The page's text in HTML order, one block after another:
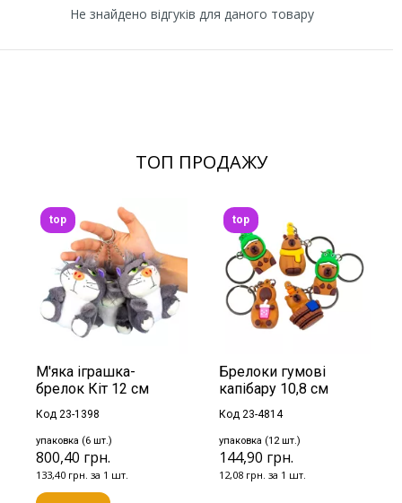
Не знайдено відгуків для даного товару
ТОП ПРОДАЖУ
М'яка іграшка-
брелок Кіт 12 см
Код 23-1398
упаковка (6 шт.)
800,40 грн.
133,40 грн. за 1 шт.
top
Брелоки гумові
капібару 10,8 см
Код 23-4814
упаковка (12 шт.)
144,90 грн.
12,08 грн. за 1 шт.
top